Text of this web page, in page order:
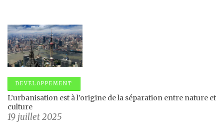
DEVELOPPEMENT
L’urbanisation est à l’origine de la séparation entre nature et
culture
19 juillet 2025